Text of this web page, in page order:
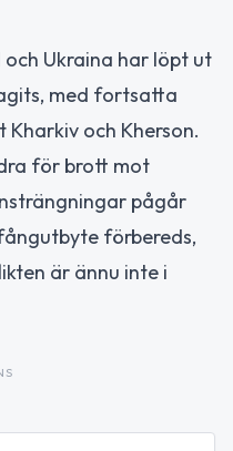
och Ukraina har löpt ut
med fortsatta
och Kherson.
för brott mot
pågår
förbereds,
är ännu inte i